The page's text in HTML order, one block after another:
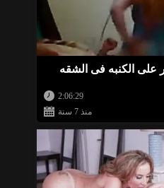
BellaWow
BellaWow
nanibella
على الكنبه فى الشقه
2:06:29
منذ 7 سنة